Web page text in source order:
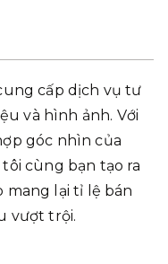
cấp dịch vụ tư
và hình ảnh. Với
góc nhìn của
cùng bạn tạo ra
mang lại tỉ lệ bán
vượt trội.